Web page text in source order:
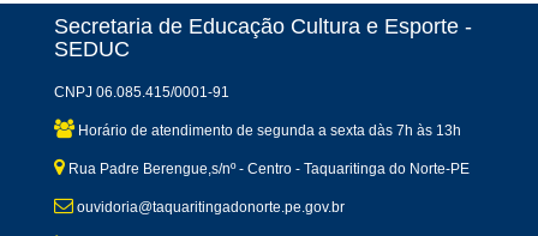
Secretaria de Educação Cultura e Esporte -
SEDUC
CNPJ 06.085.415/0001-91
Horário de atendimento de segunda a sexta dàs 7h às 13h
Rua Padre Berengue,s/nº - Centro - Taquaritinga do Norte-PE
ouvidoria@taquaritingadonorte.pe.gov.br